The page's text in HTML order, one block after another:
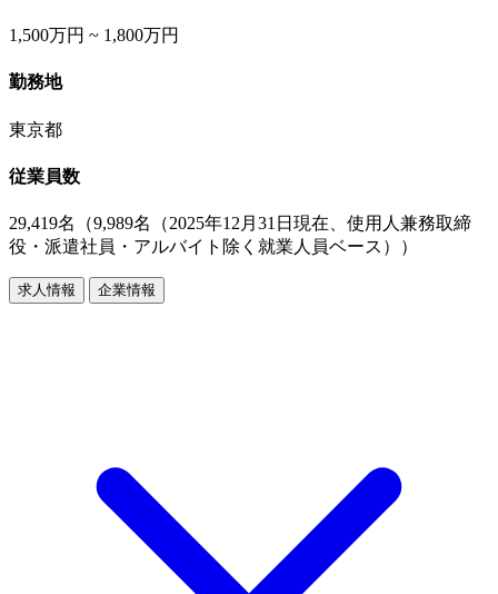
1,500万円 ~ 1,800万円
勤務地
東京都
従業員数
29,419名（9,989名（2025年12月31日現在、使用人兼務取締
役・派遣社員・アルバイト除く就業人員ベース））
求人情報 企業情報